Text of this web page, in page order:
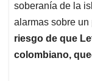
A
p
p
o
o
k
soberanía de la
alarmas sobre un
riesgo de que
colombiano,